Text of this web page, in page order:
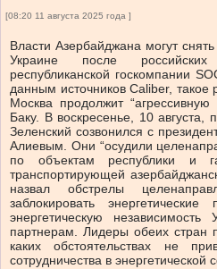
[08:20 11 августа 2025 года ]
Власти Азербайджана могут
Украине после
республиканской госкомпании
данным источников Caliber,
Москва продолжит “агрессивную
Баку. В воскресенье, 10
Зеленский созвонился с
Алиевым. Они “осудили
по объектам республики и
транспортирующей
назвал обстрелы
заблокировать
энергетическую
партнерам. Лидеры обеих стран
каких обстоятельствах не
сотрудничества в энергетической